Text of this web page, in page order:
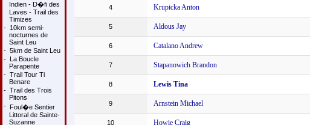
Indien - D�fi des
Laves - Trail des
Timizes
- 10km semi-
nocturnes de
Saint Leu
- 5km de Saint Leu
- La Boucle
Parapente
- Trail Tour Ti
Benare
- Trail des Trois
Pitons
- Foul�e Sentier
Littoral de Sainte-
Suzanne
4 Krupicka Anton
5 Aldous Jay
6 Catalano Andrew
7 Stapanowich Brandon
8 Lewis Tina
9 Arnstein Michael
10 Howie Craig